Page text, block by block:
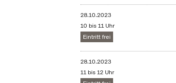
28.10.2023
10 bis 11 Uhr
Eintritt frei
28.10.2023
11 bis 12 Uhr